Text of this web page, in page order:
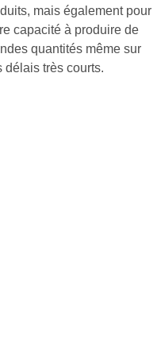
mais également pour
capacité à produire de
quantités même sur
délais très courts.